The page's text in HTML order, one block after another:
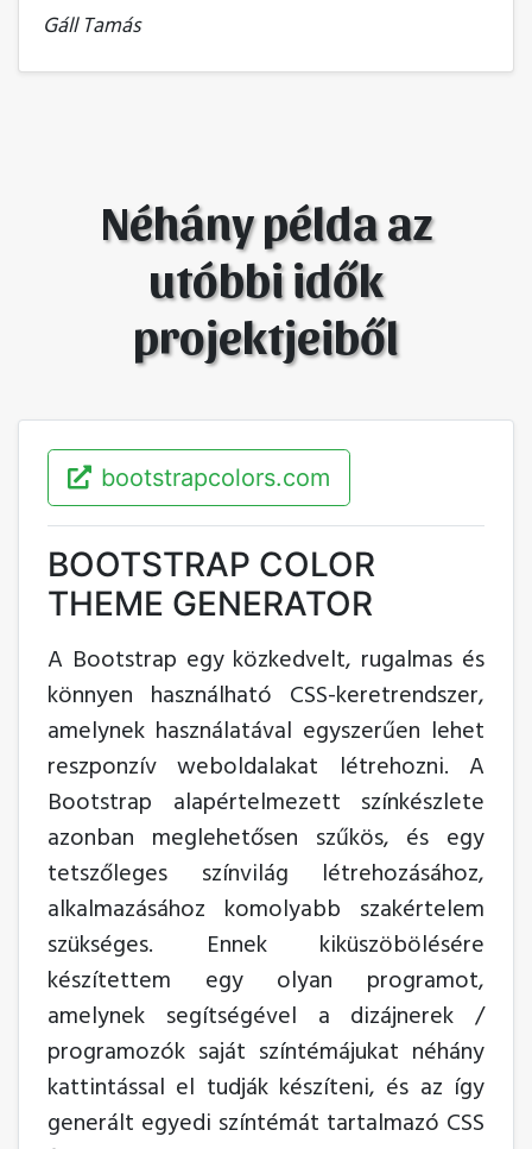
Gáll Tamás
Néhány példa az
utóbbi idők
projektjeiből
bootstrapcolors.com
BOOTSTRAP COLOR
THEME GENERATOR
A Bootstrap egy közkedvelt, rugalmas és
könnyen használható CSS-keretrendszer,
amelynek használatával egyszerűen lehet
reszponzív weboldalakat létrehozni. A
Bootstrap alapértelmezett színkészlete
azonban meglehetősen szűkös, és egy
tetszőleges színvilág létrehozásához,
alkalmazásához komolyabb szakértelem
szükséges. Ennek kiküszöbölésére
készítettem egy olyan programot,
amelynek segítségével a dizájnerek /
programozók saját színtémájukat néhány
kattintással el tudják készíteni, és az így
generált egyedi színtémát tartalmazó CSS